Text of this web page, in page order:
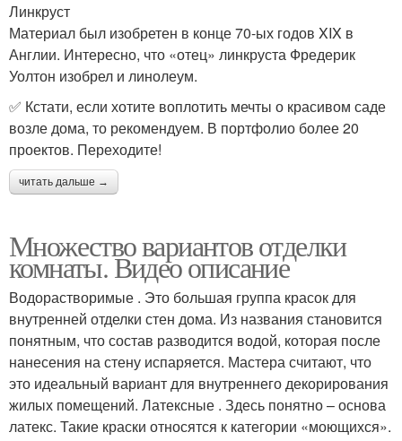
Линкруст
Материал был изобретен в конце 70-ых годов XIX в
Англии. Интересно, что «отец» линкруста Фредерик
Уолтон изобрел и линолеум.
✅ Кстати, если хотите воплотить мечты о красивом саде
возле дома, то рекомендуем. В портфолио более 20
проектов. Переходите!
читать дальше →
Множество вариантов отделки
комнаты. Видео описание
Водорастворимые . Это большая группа красок для
внутренней отделки стен дома. Из названия становится
понятным, что состав разводится водой, которая после
нанесения на стену испаряется. Мастера считают, что
это идеальный вариант для внутреннего декорирования
жилых помещений. Латексные . Здесь понятно – основа
латекс. Такие краски относятся к категории «моющихся».